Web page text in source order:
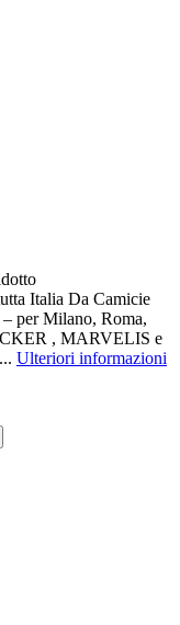
Italia Da Camicie
per Milano, Roma,
, MARVELIS e
Ulteriori informazioni